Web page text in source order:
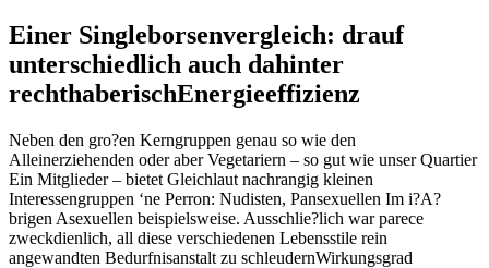
Einer Singleborsenvergleich: drauf
unterschiedlich auch dahinter
rechthaberischEnergieeffizienz
Neben den gro?en Kerngruppen genau so wie den
Alleinerziehenden oder aber Vegetariern – so gut wie unser Quartier
Ein Mitglieder – bietet Gleichlaut nachrangig kleinen
Interessengruppen ‘ne Perron: Nudisten, Pansexuellen Im i?A?
brigen Asexuellen beispielsweise. Ausschlie?lich war parece
zweckdienlich, all diese verschiedenen Lebensstile rein
angewandten Bedurfnisanstalt zu schleudernWirkungsgrad